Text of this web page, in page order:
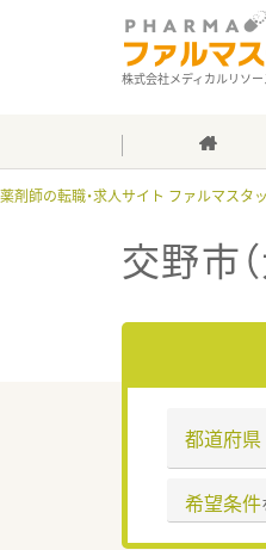
株式会社メディカルリソー
薬剤師の転職・求人サイト ファルマスタ
交野市
都道府県
希望条件